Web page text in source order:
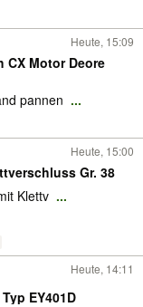
Heute, 15:09
pannen ...
Heute, 15:00
Gr. 38
Klettv ...
Heute, 14:11
EY401D